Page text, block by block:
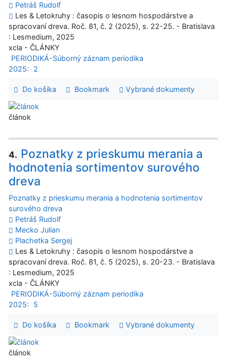
Petráš Rudolf
Les & Letokruhy : časopis o lesnom hospodárstve a
spracovaní dreva. Roč. 81, č. 2 (2025), s. 22-25. - Bratislava
: Lesmedium, 2025
xcla - ČLÁNKY
PERIODIKÁ-Súborný záznam periodika
2025:
2
Do košíka Bookmark Vybrané dokumenty
článok
4. Poznatky z prieskumu merania a
hodnotenia sortimentov surového
dreva
Poznatky z prieskumu merania a hodnotenia sortimentov
surového dreva
Petráš Rudolf
Mecko Julian
Plachetka Sergej
Les & Letokruhy : časopis o lesnom hospodárstve a
spracovaní dreva. Roč. 81, č. 5 (2025), s. 20-23. - Bratislava
: Lesmedium, 2025
xcla - ČLÁNKY
PERIODIKÁ-Súborný záznam periodika
2025:
5
Do košíka Bookmark Vybrané dokumenty
článok